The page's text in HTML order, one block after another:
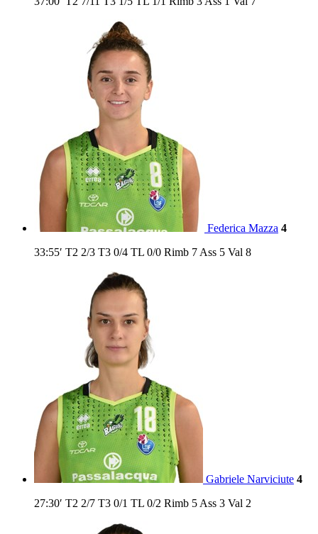
Federica Mazza 4
33:55′ T2 2/3 T3 0/4 TL 0/0 Rimb 7 Ass 5 Val 8
Gabriele Narviciute 4
27:30′ T2 2/7 T3 0/1 TL 0/2 Rimb 5 Ass 3 Val 2